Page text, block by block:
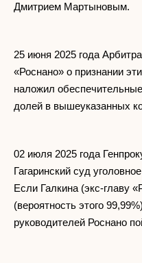
Дмитрием Мартыновым.
25 июня 2025 года
«Роснано» о признании
наложил
долей в вышеуказанных
02 июля 2025 года
Гагаринский суд
Если Галкина (экс-главу
(вероятность этого
руководителей Роснано